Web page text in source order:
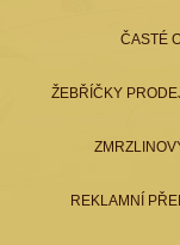
ČASTÉ
ŽEBŘÍČKY
REKLAMNÍ